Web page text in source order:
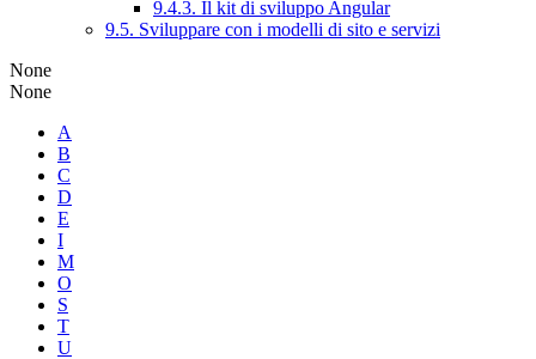
9.4.3. Il kit di sviluppo Angular
9.5. Sviluppare con i modelli di sito e servizi
None
None
A
B
C
D
E
I
M
O
S
T
U